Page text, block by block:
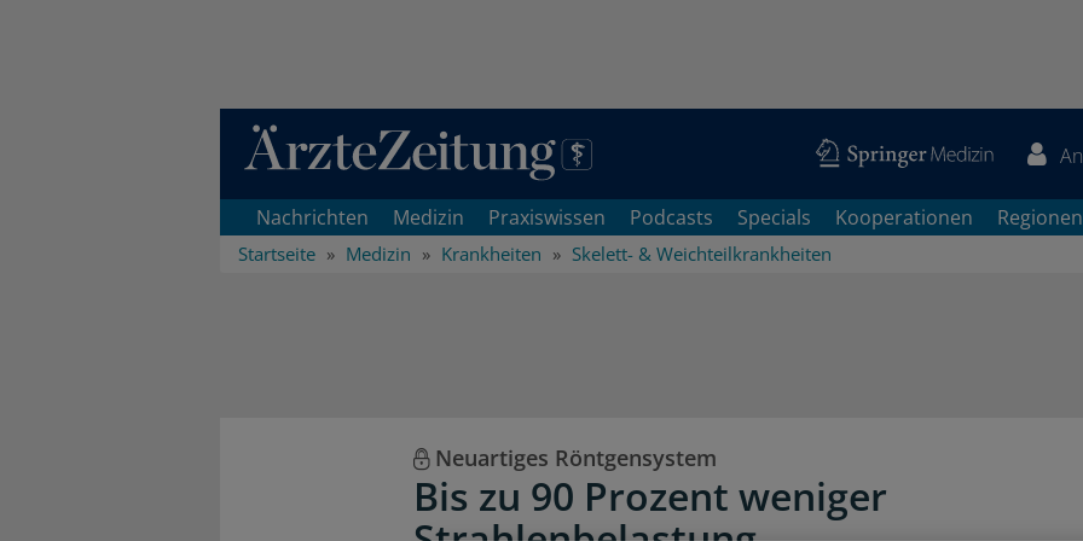
Direkt zum Inhaltsbereich
Nachrichten Medizin Praxiswissen Podcasts Specials Kooperationen Regionen
Startseite Medizin Krankheiten Skelett- & Weichteilkrankheiten
Neuartiges Röntgensystem
Bis zu 90 Prozent weniger